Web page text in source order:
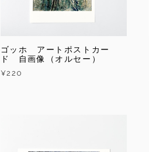
ゴッホ アートポストカー
ド 自画像（オルセー）
¥220